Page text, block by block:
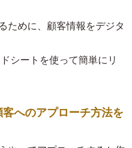
ために、顧客情報をデジタ
シートを使って簡単にリ
へのアプローチ方法を